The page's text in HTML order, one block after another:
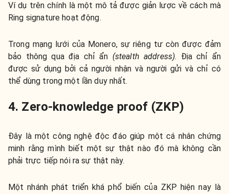
Ví dụ trên chính là một mô tả được giản lược về cách mà
Ring signature hoạt động.
Trong mạng lưới của Monero, sự riêng tư còn được đảm
bảo thông qua địa chỉ ẩn (stealth address). Địa chỉ ẩn
được sử dụng bởi cả người nhận và người gửi và chỉ có
thể dùng trong một lần duy nhất.
4. Zero-knowledge proof (ZKP)
Đây là một công nghệ độc đáo giúp một cá nhân chứng
minh rằng mình biết một sự thật nào đó mà không cần
phải trực tiếp nói ra sự thật này.
Một nhánh phát triển khá phổ biến của ZKP hiện nay là